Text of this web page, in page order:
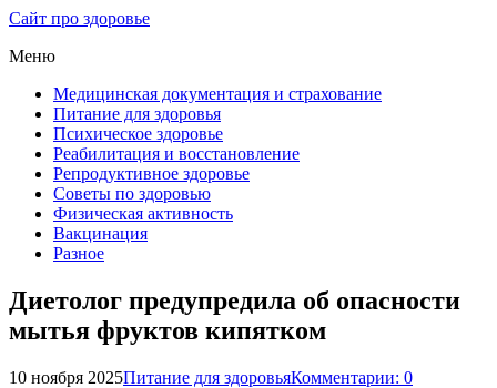
Сайт про здоровье
Меню
Медицинская документация и страхование
Питание для здоровья
Психическое здоровье
Реабилитация и восстановление
Репродуктивное здоровье
Советы по здоровью
Физическая активность
Вакцинация
Разное
Диетолог предупредила об опасности
мытья фруктов кипятком
10 ноября 2025Питание для здоровьяКомментарии: 0